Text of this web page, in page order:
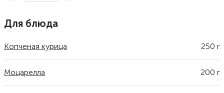
Для блюда
Копченая курица 250 г
Моцарелла 200 г